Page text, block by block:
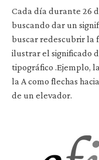
Cada día durante 26
buscando dar un
buscar redescubrir la
ilustrar el significado
tipográfico .Ejemplo,
la A como flechas
de un elevador.